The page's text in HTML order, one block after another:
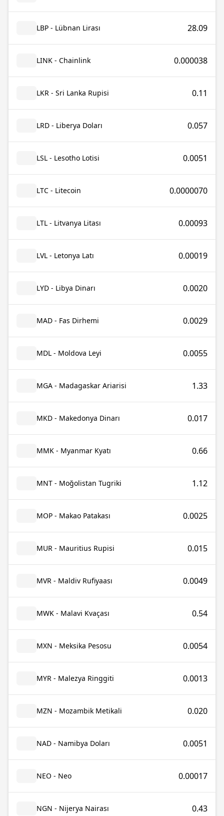
LBP - Lübnan Lirası 28.09
LINK - Chainlink 0.000038
LKR - Sri Lanka Rupisi 0.11
LRD - Liberya Doları 0.057
LSL - Lesotho Lotisi 0.0051
LTC - Litecoin 0.0000070
LTL - Litvanya Litası 0.00093
LVL - Letonya Latı 0.00019
LYD - Libya Dinarı 0.0020
MAD - Fas Dirhemi 0.0029
MDL - Moldova Leyi 0.0055
MGA - Madagaskar Ariarisi 1.33
MKD - Makedonya Dinarı 0.017
MMK - Myanmar Kyatı 0.66
MNT - Moğolistan Tugriki 1.12
MOP - Makao Patakası 0.0025
MUR - Mauritius Rupisi 0.015
MVR - Maldiv Rufiyaası 0.0049
MWK - Malavi Kvaçası 0.54
MXN - Meksika Pesosu 0.0054
MYR - Malezya Ringgiti 0.0013
MZN - Mozambik Metikali 0.020
NAD - Namibya Doları 0.0051
NEO - Neo 0.00017
NGN - Nijerya Nairası 0.43